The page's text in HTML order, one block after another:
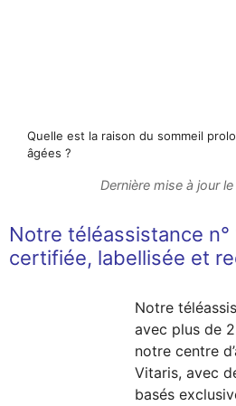
Quelle est la raison du sommeil
âgées ?
Dernière mise à jour le
Notre téléassistance n°
certifiée, labellisée et
Notre
avec plus de
notre centre
Vitaris, avec
basés